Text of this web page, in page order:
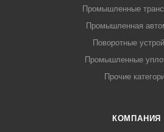
Промышленные
Промышленная
Поворотные
Промышленные
Прочие
КОМПАНИЯ